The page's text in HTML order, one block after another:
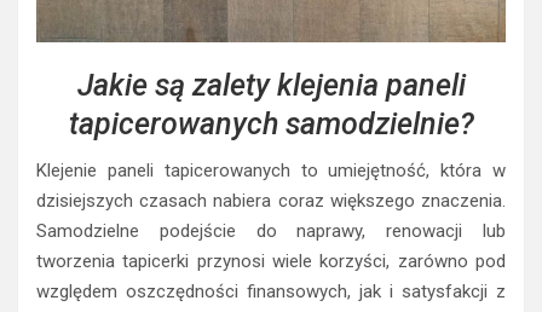
Jakie są zalety klejenia paneli
tapicerowanych samodzielnie?
Klejenie paneli tapicerowanych to umiejętność, która w
dzisiejszych czasach nabiera coraz większego znaczenia.
Samodzielne podejście do naprawy, renowacji lub
tworzenia tapicerki przynosi wiele korzyści, zarówno pod
względem oszczędności finansowych, jak i satysfakcji z